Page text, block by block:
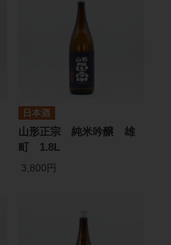
日本酒
山形正宗 純米吟醸 雄
町 1.8L
3,800円